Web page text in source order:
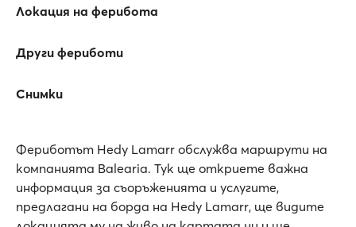
Локация на ферибота
Други фериботи
Снимки
Фериботът Hedy Lamarr обслужва маршрути на
компанията Balearia. Тук ще откриете важна
информация за съоръженията и услугите,
предлагани на борда на Hedy Lamarr, ще видите